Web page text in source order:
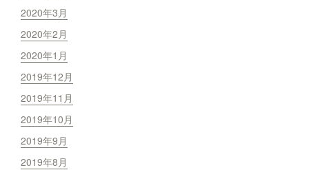
2020年3月
2020年2月
2020年1月
2019年12月
2019年11月
2019年10月
2019年9月
2019年8月